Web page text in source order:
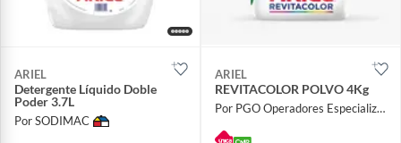
ARIEL
Detergente Líquido Doble
Poder 3.7L
Por SODIMAC
ARIEL
REVITACOLOR POLVO 4Kg
Por PGO Operadores Especializados